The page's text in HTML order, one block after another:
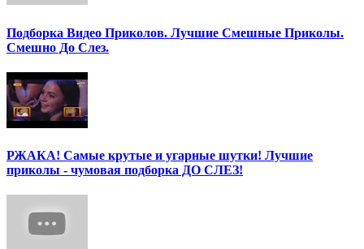
Подборка Видео Приколов. Лучшие Смешные Приколы.
Смешно До Слез.
РЖАКА! Самые крутые и угарные шутки! Лучшие
приколы - чумовая подборка ДО СЛЕЗ!